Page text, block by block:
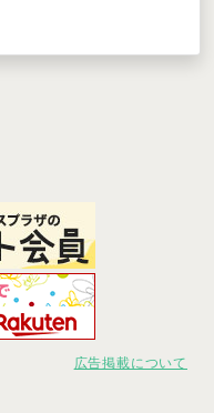
広告掲載について